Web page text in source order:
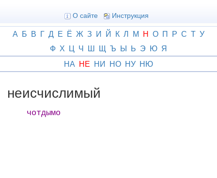
О сайте Инструкция
А Б В Г Д Е Ё Ж З И Й К Л М Н О П Р С Т У
Ф Х Ц Ч Ш Щ Ъ Ы Ь Э Ю Я
НА НЕ НИ НО НУ НЮ
неисчислимый
чотдымо